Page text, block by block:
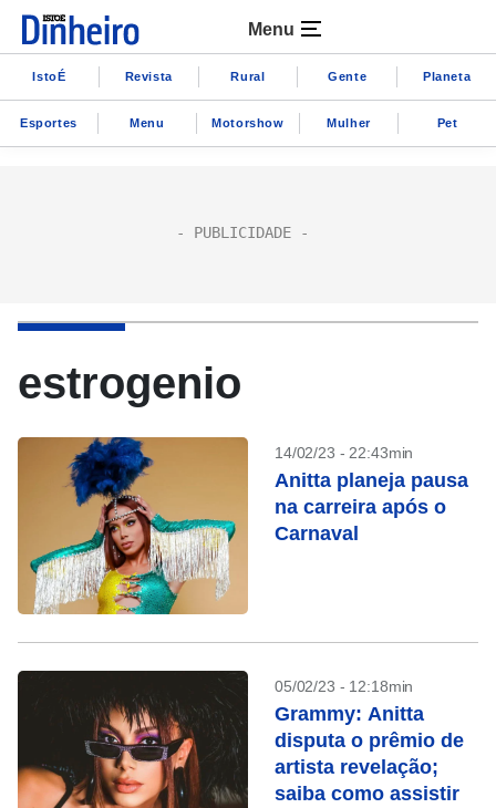
Menu
IstoÉ Revista Rural Gente Planeta
Esportes Menu Motorshow Mulher Pet
estrogenio
14/02/23 - 22:43min
Anitta planeja pausa
na carreira após o
Carnaval
05/02/23 - 12:18min
Grammy: Anitta
disputa o prêmio de
artista revelação;
saiba como assistir